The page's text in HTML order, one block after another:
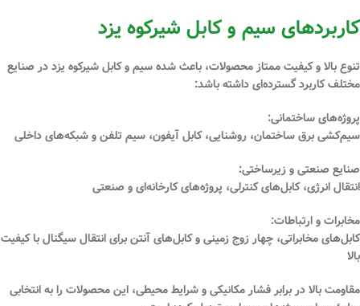
کاربردهای سیم و کابل شیرکوه یزد
تنوع بالا و کیفیت ممتاز محصولات، باعث شده سیم و کابل شیرکوه یزد در صنایع
مختلف کاربرد گسترده‌ای داشته باشد:
پروژه‌های ساختمانی:
سیم‌کشی برق ساختمان، روشنایی، کابل آیفون، سیم تلفن و شبکه‌های داخلی
صنایع صنعتی و زیرساختی:
انتقال انرژی، کابل‌های کنترلی، پروژه‌های کارخانه‌ای و صنعتی
مخابرات و ارتباطات:
کابل‌های مخابراتی، چهار زوج زمینی و کابل‌های آنتن برای انتقال سیگنال با کیفیت
بالا
مقاومتبالا در برابر فشار مکانیکی و شرایط محیطی، این محصولات را به انتخابی